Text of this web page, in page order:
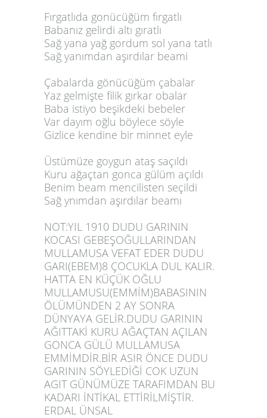
Fırgatlıda gonücüğüm fırgatlı
Babanız gelirdi altı gıratlı
Sağ yana yağ gordum sol yana tatlı
Sağ yanımdan aşırdılar beami
Çabalarda gönücüğüm çabalar
Yaz gelmişte filik gırkar obalar
Baba istiyo beşikdeki bebeler
Var dayım oğlu böylece söyle
Gizlice kendine bir minnet eyle
Üstümüze goygun ataş saçıldı
Kuru ağaçtan gonca gülüm açıldı
Benim beam mencilisten seçildi
Sağ ynımdan aşırdılar beamı
NOT:YIL 1910 DUDU GARININ
KOCASI GEBEŞOĞULLARINDAN
MULLAMUSA VEFAT EDER DUDU
GARI(EBEM)8 ÇOCUKLA DUL KALIR.
HATTA EN KÜÇÜK OĞLU
MULLAMUSU(EMMİM)BABASININ
ÖLÜMÜNDEN 2 AY SONRA
DÜNYAYA GELİR.DUDU GARININ
AĞITTAKİ KURU AĞAÇTAN AÇILAN
GONCA GÜLÜ MULLAMUSA
EMMİMDİR.BİR ASIR ÖNCE DUDU
GARININ SÖYLEDİĞİ COK UZUN
AGIT GÜNÜMÜZE TARAFIMDAN BU
KADARI İNTİKAL ETTİRİLMİŞTİR.
ERDAL ÜNSAL